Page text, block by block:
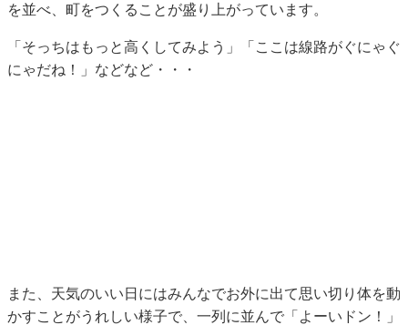
を並べ、町をつくることが盛り上がっています。
「そっちはもっと高くしてみよう」「ここは線路がぐにゃぐ
にゃだね！」などなど・・・
また、天気のいい日にはみんなでお外に出て思い切り体を動
かすことがうれしい様子で、一列に並んで「よーいドン！」